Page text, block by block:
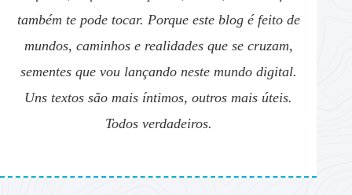
também te pode tocar. Porque este blog é feito de
mundos, caminhos e realidades que se cruzam,
sementes que vou lançando neste mundo digital.
Uns textos são mais íntimos, outros mais úteis.
Todos verdadeiros.